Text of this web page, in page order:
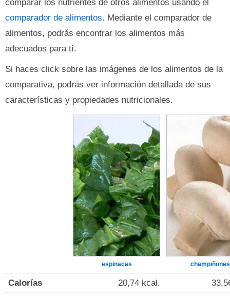
comparar los nutrientes de otros alimentos usando el
comparador de alimentos. Mediante el comparador de
alimentos, podrás encontrar los alimentos más
adecuados para tí.
Si haces click sobre las imágenes de los alimentos de la
comparativa, podrás ver información detallada de sus
características y propiedades nutricionales.
espinacas champiñones
Calorías 20,74 kcal.